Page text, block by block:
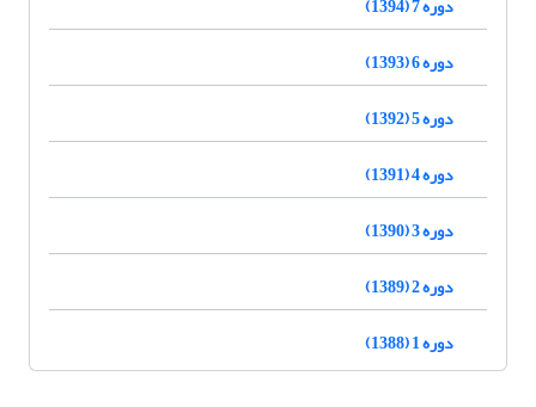
دوره 6 (1393)
دوره 5 (1392)
دوره 4 (1391)
دوره 3 (1390)
دوره 2 (1389)
دوره 1 (1388)